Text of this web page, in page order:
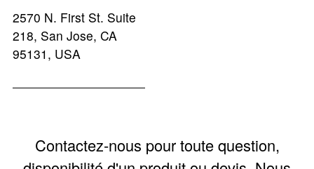
2570 N. First St. Suite
218, San Jose, CA
95131, USA
Contactez-nous pour toute question,